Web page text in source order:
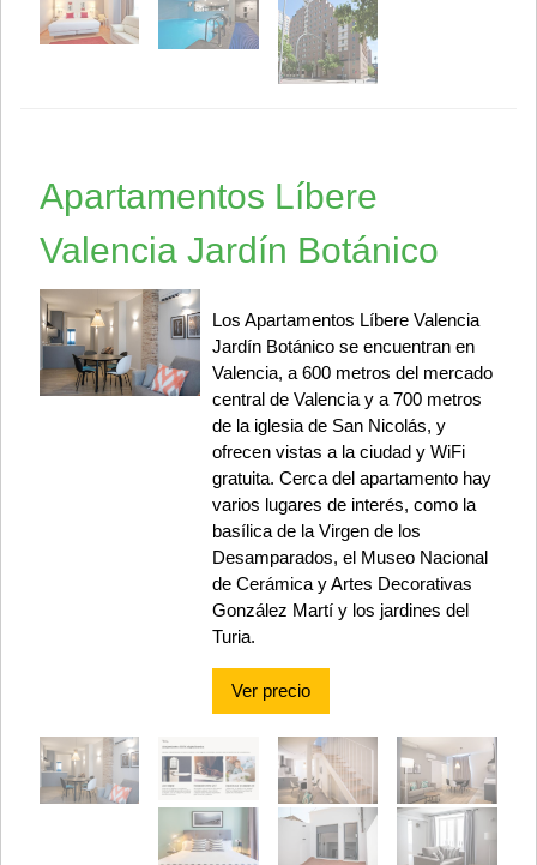
Apartamentos Líbere
Valencia Jardín Botánico
Los Apartamentos Líbere Valencia
Jardín Botánico se encuentran en
Valencia, a 600 metros del mercado
central de Valencia y a 700 metros
de la iglesia de San Nicolás, y
ofrecen vistas a la ciudad y WiFi
gratuita. Cerca del apartamento hay
varios lugares de interés, como la
basílica de la Virgen de los
Desamparados, el Museo Nacional
de Cerámica y Artes Decorativas
González Martí y los jardines del
Turia.
Ver precio